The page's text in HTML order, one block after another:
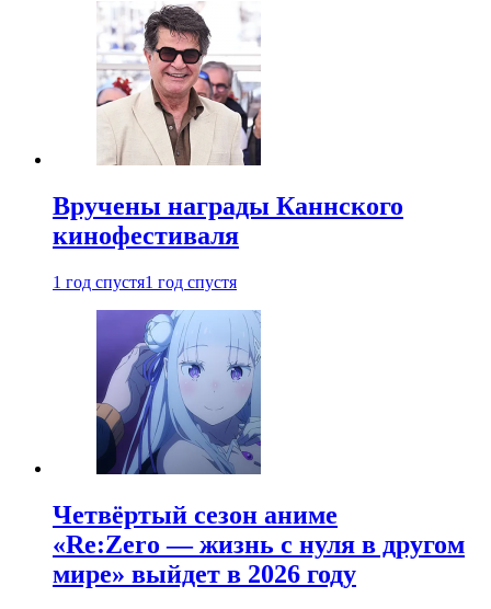
Вручены награды Каннского
кинофестиваля
1 год спустя1 год спустя
Четвёртый сезон аниме
«Re:Zero — жизнь с нуля в другом
мире» выйдет в 2026 году